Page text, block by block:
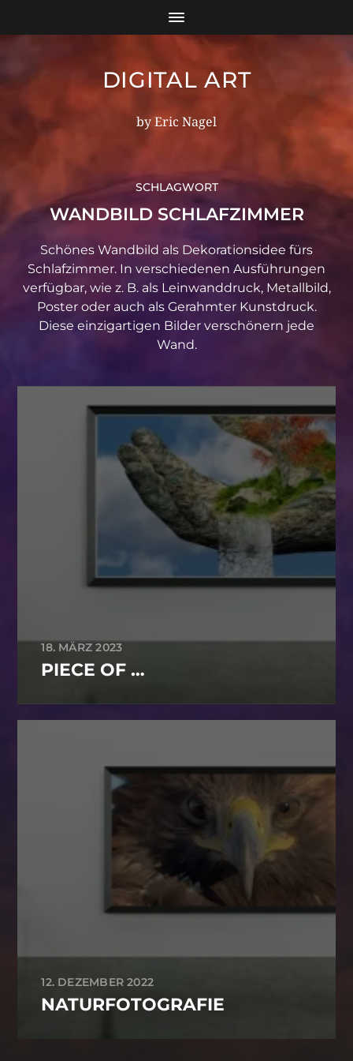
DIGITAL ART
by Eric Nagel
SCHLAGWORT
WANDBILD SCHLAFZIMMER
Schönes Wandbild als Dekorationsidee fürs
Schlafzimmer. In verschiedenen Ausführungen
verfügbar, wie z. B. als Leinwanddruck, Metallbild,
Poster oder auch als Gerahmter Kunstdruck.
Diese einzigartigen Bilder verschönern jede
Wand.
18. MÄRZ 2023
PIECE OF …
12. DEZEMBER 2022
NATURFOTOGRAFIE